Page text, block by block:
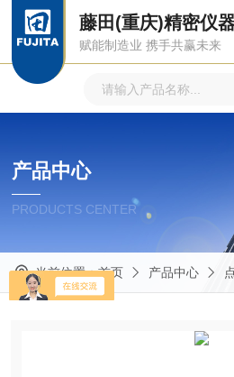
藤田(重庆)精密仪
赋能制造业 携手共赢未来
产品中心
PRODUCTS CENTER
当前位置：首页 产品中心